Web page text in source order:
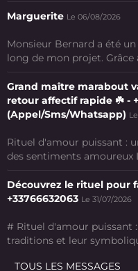
Marguerite Le 06/08/2026
Monsieur Bernard a été
long de mon projet. Grâce
Grand maître marabout
retour affectif rapide ☘️ -
(Appel/Sms/Whatsapp)
Rituel d'amour puissant :
des sentiments amoureux
Découvrez le rituel pour
+33766632063 Le 31/07/2026
# Rituel d'amour puissant
traditions et leur
TOUS LES MESSAGES